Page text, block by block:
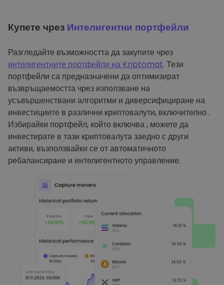
Купете чрез Интелигентни портфейли
Разгледайте възможността да закупите чрез
интелигентните портфейли на Kriptomat. Тези
портфейли са предназначени да оптимизират
възвръщаемостта чрез използване на
усъвършенствани алгоритми и диверсифициране на
инвестициите в различни криптовалути, включително .
Избирайки портфейл, който включва , можете да
инвестирате в тази криптовалута заедно с други
активи, възползвайки се от автоматичното
ребалансиране и интелигентното управление.